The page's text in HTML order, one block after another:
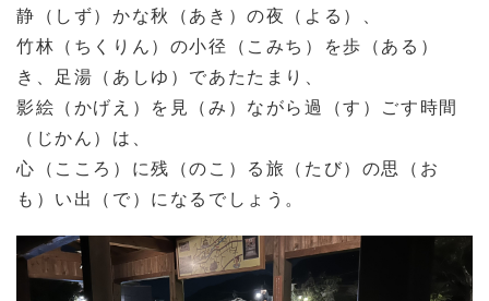
静（しず）かな秋（あき）の夜（よる）、
竹林（ちくりん）の小径（こみち）を歩（ある）
き、足湯（あしゆ）であたたまり、
影絵（かげえ）を見（み）ながら過（す）ごす時間
（じかん）は、
心（こころ）に残（のこ）る旅（たび）の思（お
も）い出（で）になるでしょう。